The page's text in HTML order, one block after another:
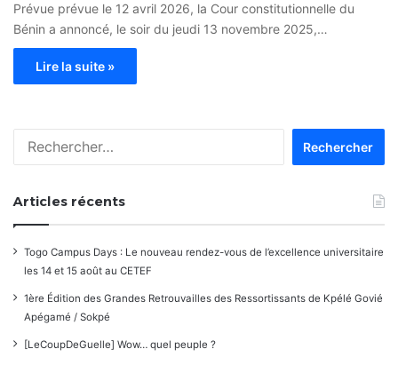
Prévue prévue le 12 avril 2026, la Cour constitutionnelle du
Bénin a annoncé, le soir du jeudi 13 novembre 2025,…
Lire la suite »
Articles récents
Togo Campus Days : Le nouveau rendez-vous de l’excellence universitaire
les 14 et 15 août au CETEF
1ère Édition des Grandes Retrouvailles des Ressortissants de Kpélé Govié
Apégamé / Sokpé
[LeCoupDeGuelle] Wow… quel peuple ?